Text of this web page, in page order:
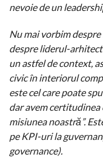
nevoie de un
Nu mai vorbim
despre liderul-
un astfel de context,
civic în interiorul
este cel care poate
dar avem certitudinea
misiunea noastră”.
pe KPI-uri la
governance).